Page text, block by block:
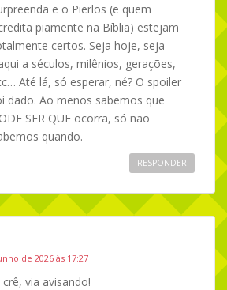
e o Pierlos (e quem
piamente na Bíblia) estejam
certos. Seja hoje, seja
a séculos, milênios, gerações,
Até lá, só esperar, né? O spoiler
dado. Ao menos sabemos que
SER QUE ocorra, só não
quando.
RESPONDER
de 2026 às 17:27
via avisando!